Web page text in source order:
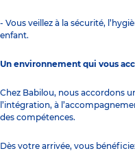
- Vous veillez à la sécurité,
enfant.
Un environnement qui vous
Chez Babilou, nous accordons
l’intégration, à
des compétences.
Dès votre arrivée, vous